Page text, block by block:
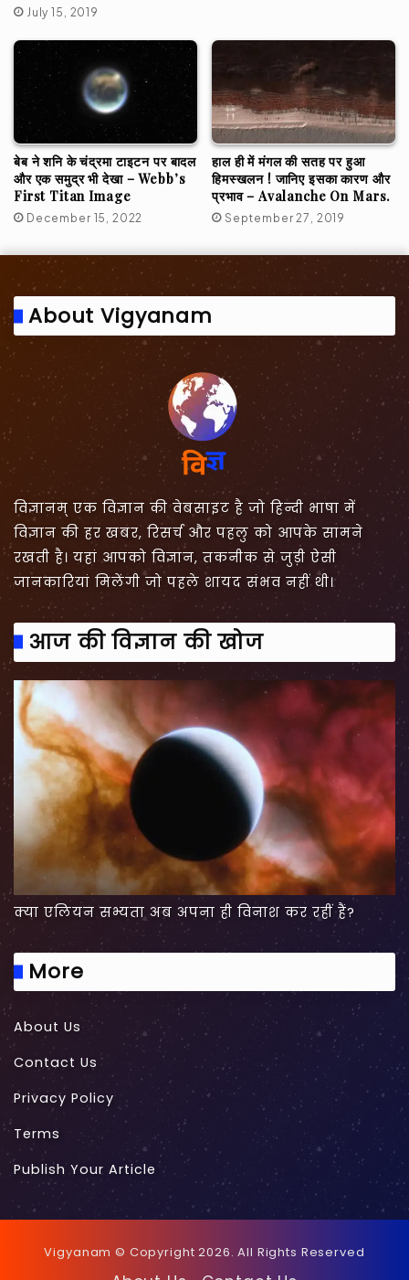
July 15, 2019
बेब ने शनि के चंद्रमा टाइटन पर बादल
और एक समुद्र भी देखा – Webb’s
First Titan Image
December 15, 2022
हाल ही में मंगल की सतह पर हुआ
हिमस्खलन ! जानिए इसका कारण और
प्रभाव – Avalanche On Mars.
September 27, 2019
About Vigyanam
विज्ञानम् एक विज्ञान की वेबसाइट है जो हिन्दी भाषा में
विज्ञान की हर खबर, रिसर्च और पहलु को आपके सामने
रखती है। यहां आपको विज्ञान, तकनीक से जुड़ी ऐसी
जानकारियां मिलेंगी जो पहले शायद संभव नहीं थी।
आज की विज्ञान की खोज
क्या एलियन सभ्यता अब अपना ही विनाश कर रहीं हैं?
More
About Us
Contact Us
Privacy Policy
Terms
Publish Your Article
Vigyanam © Copyright 2026. All Rights Reserved